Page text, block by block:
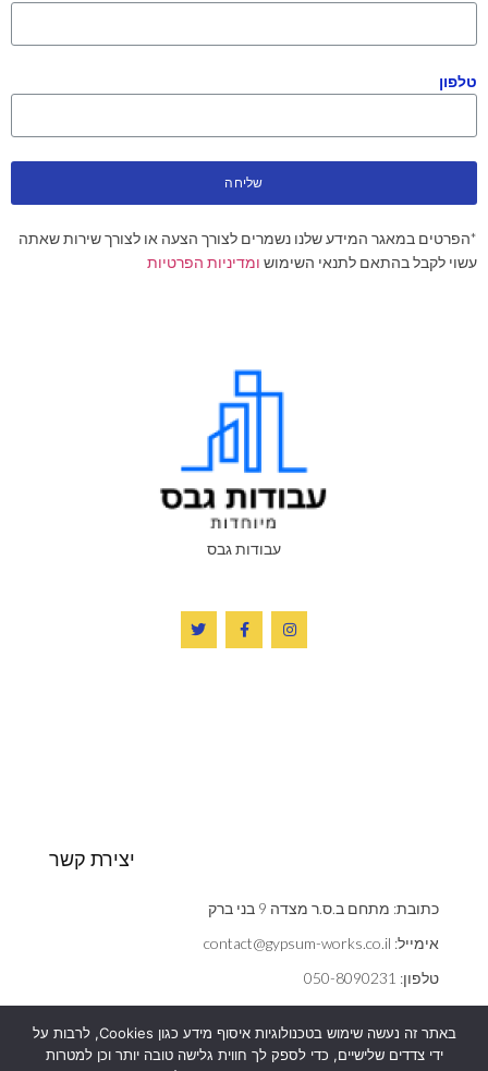
טלפון
שליחה
*הפרטים במאגר המידע שלנו נשמרים לצורך הצעה או לצורך שירות שאתה
עשוי לקבל בהתאם לתנאי השימוש ומדיניות הפרטיות
עבודות גבס
יצירת קשר
כתובת: מתחם ב.ס.ר מצדה 9 בני ברק
אימייל: contact@gypsum-works.co.il
טלפון: 050-8090231
הצהרת נגישות
באתר זה נעשה שימוש בטכנולוגיות איסוף מידע כגון Cookies, לרבות על
ידי צדדים שלישיים, כדי לספק לך חווית גלישה טובה יותר וכן למטרות
אנחנו משתמשים בעוגיות (cookies) כדי לשפר את חוויית הגלישה,